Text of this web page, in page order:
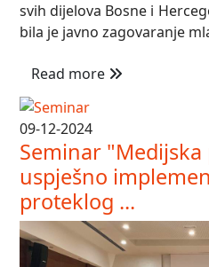
svih dijelova Bosne i
bila je javno zagovaranje
Read more
09-12-2024
Seminar
uspješno
proteklog ...